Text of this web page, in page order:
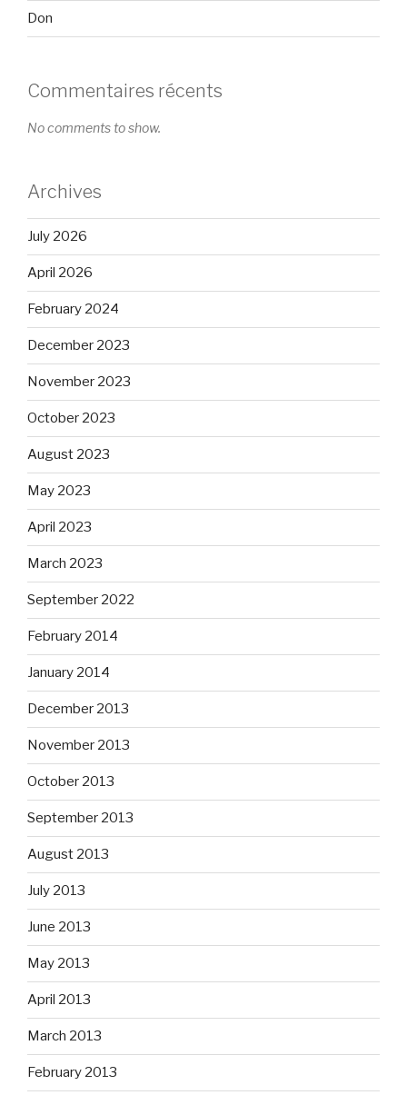
Don
Commentaires récents
No comments to show.
Archives
July 2026
April 2026
February 2024
December 2023
November 2023
October 2023
August 2023
May 2023
April 2023
March 2023
September 2022
February 2014
January 2014
December 2013
November 2013
October 2013
September 2013
August 2013
July 2013
June 2013
May 2013
April 2013
March 2013
February 2013